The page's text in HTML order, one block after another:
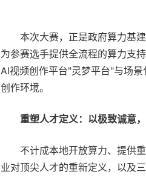
本次大赛，正是政府算力基建
为参赛选手提供全流程的算力支
AI视频创作平台"灵梦平台"与场
创作环境。
重塑人才定义：以极致诚意
不计成本地开放算力、提供重
业对顶尖人才的重新定义，以及